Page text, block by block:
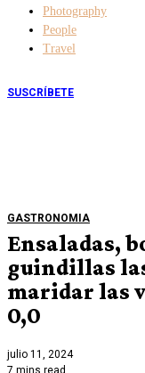
Photography
People
Travel
SUSCRÍBETE
GASTRONOMIA
Ensaladas,
guindillas
maridar las
0,0
julio 11, 2024